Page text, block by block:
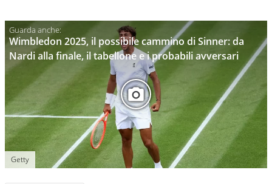
Wimbledon 2025, il possibile cammino di Sinner: da
Nardi alla finale, il tabellone e i probabili avversari
Getty